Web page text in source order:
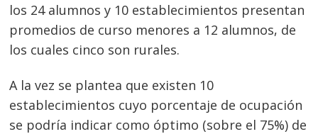
los 24 alumnos y 10 establecimientos presentan
promedios de curso menores a 12 alumnos, de
los cuales cinco son rurales.
A la vez se plantea que existen 10
establecimientos cuyo porcentaje de ocupación
se podría indicar como óptimo (sobre el 75%) de